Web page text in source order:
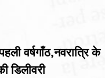
वर्षगाँठ,नवरात्रि के
डिलीवरी